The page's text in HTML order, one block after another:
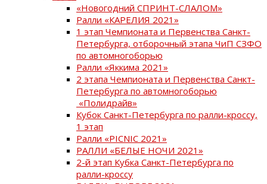
«Новогодний СПРИНТ-СЛАЛОМ»
Ралли «КАРЕЛИЯ 2021»
1 этап Чемпионата и Первенства Санкт-
Петербурга, отборочный этапа ЧиП СЗФО
по автомногоборью
Ралли «Яккима 2021»
2 этапа Чемпионата и Первенства Санкт-
Петербурга по автомногоборью
«Полидрайв»
Кубок Санкт-Петербурга по ралли-кроссу,
1 этап
Ралли «PICNIC 2021»
РАЛЛИ «БЕЛЫЕ НОЧИ 2021»
2-й этап Кубка Санкт-Петербурга по
ралли-кроссу